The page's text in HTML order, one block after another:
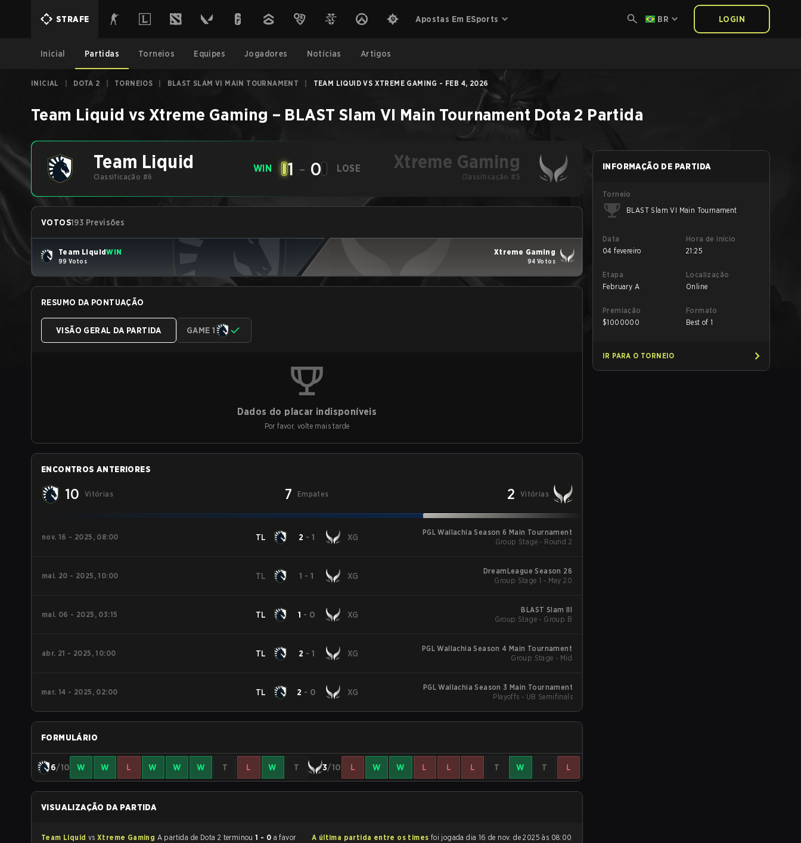
STRAFE Apostas Em ESports BR LOGIN
Inicial Partidas Torneios Equipes Jogadores Notícias Artigos
INICIAL DOTA 2 TORNEIOS BLAST SLAM VI MAIN TOURNAMENT TEAM LIQUID VS XTREME GAMING - FEB 4, 2026
Team Liquid vs Xtreme Gaming – BLAST Slam VI Main Tournament Dota 2 Partida
Team Liquid
Classificação #6
WIN 1 - 0 LOSE Xtreme Gaming
Classificação #5
VOTOS193 Previsões
Team LiquidWIN
99 Votos
Xtreme Gaming
94 Votos
RESUMO DA PONTUAÇÃO
VISÃO GERAL DA PARTIDA GAME 1
Dados do placar indisponíveis
Por favor, volte mais tarde
ENCONTROS ANTERIORES
10 Vitórias 7 Empates 2 Vitórias
nov. 16 - 2025, 08:00 TL 2 - 1 XG
PGL Wallachia Season 6 Main Tournament
Group Stage - Round 2
mai. 20 - 2025, 10:00 TL 1 -1 XG
DreamLeague Season 26
Group Stage 1 - May 20
mai. 06 - 2025, 03:15 TL 1 - 0 XG
BLAST Slam III
Group Stage - Group B
abr. 21 - 2025, 10:00 TL 2 - 1 XG
PGL Wallachia Season 4 Main Tournament
Group Stage - Mid
mar. 14 - 2025, 02:00 TL 2 - 0 XG
PGL Wallachia Season 3 Main Tournament
Playoffs - UB Semifinals
FORMULÁRIO
6/10 W W L W W W T L W T 3/10 L W W L L L T W T L
VISUALIZAÇÃO DA PARTIDA
Team Liquid vs Xtreme Gaming A partida de Dota 2 terminou1 - 0 A última partida entre os times
INFORMAÇÃO DE PARTIDA
Torneio
BLAST Slam VI Main Tournament
Data
04 fevereiro
Hora de início
21:25
Etapa
February A
Localização
Online
Premiação
$1000000
Formato
Best of 1
IR PARA O TORNEIO